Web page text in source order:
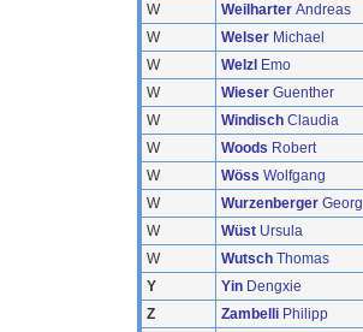
W
Weilharter Andreas
W
Welser Michael
W
Welzl Emo
W
Wieser Guenther
W
Windisch Claudia
W
Woods Robert
W
Wöss Wolfgang
W
Wurzenberger Georg
W
Wüst Ursula
W
Wutsch Thomas
Y
Yin Dengxie
Z
Zambelli Philipp